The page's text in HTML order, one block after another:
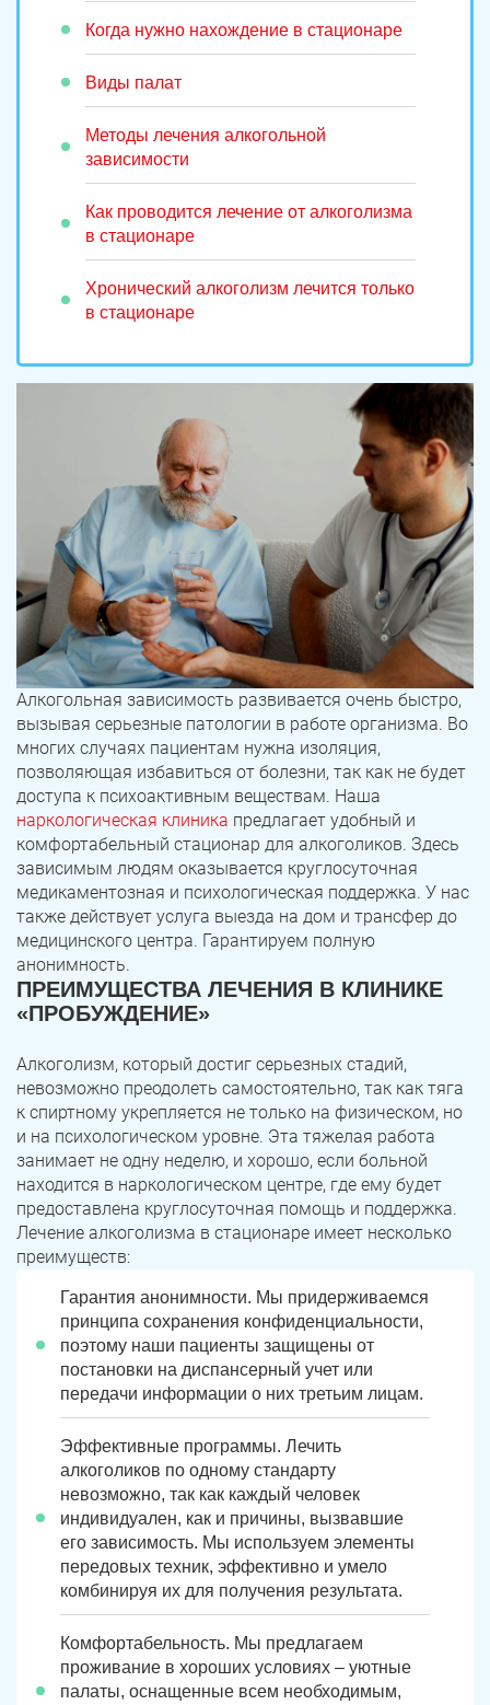
Когда нужно нахождение в стационаре
Виды палат
Методы лечения алкогольной
зависимости
Как проводится лечение от алкоголизма
в стационаре
Хронический алкоголизм лечится только
в стационаре
Алкогольная зависимость развивается очень быстро,
вызывая серьезные патологии в работе организма. Во
многих случаях пациентам нужна изоляция,
позволяющая избавиться от болезни, так как не будет
доступа к психоактивным веществам. Наша
наркологическая клиника предлагает удобный и
комфортабельный стационар для алкоголиков. Здесь
зависимым людям оказывается круглосуточная
медикаментозная и психологическая поддержка. У нас
также действует услуга выезда на дом и трансфер до
медицинского центра. Гарантируем полную
анонимность.
ПРЕИМУЩЕСТВА ЛЕЧЕНИЯ В КЛИНИКЕ
«ПРОБУЖДЕНИЕ»
Алкоголизм, который достиг серьезных стадий,
невозможно преодолеть самостоятельно, так как тяга
к спиртному укрепляется не только на физическом, но
и на психологическом уровне. Эта тяжелая работа
занимает не одну неделю, и хорошо, если больной
находится в наркологическом центре, где ему будет
предоставлена круглосуточная помощь и поддержка.
Лечение алкоголизма в стационаре имеет несколько
преимуществ:
Гарантия анонимности. Мы придерживаемся
принципа сохранения конфиденциальности,
поэтому наши пациенты защищены от
постановки на диспансерный учет или
передачи информации о них третьим лицам.
Эффективные программы. Лечить
алкоголиков по одному стандарту
невозможно, так как каждый человек
индивидуален, как и причины, вызвавшие
его зависимость. Мы используем элементы
передовых техник, эффективно и умело
комбинируя их для получения результата.
Комфортабельность. Мы предлагаем
проживание в хороших условиях – уютные
палаты, оснащенные всем необходимым,